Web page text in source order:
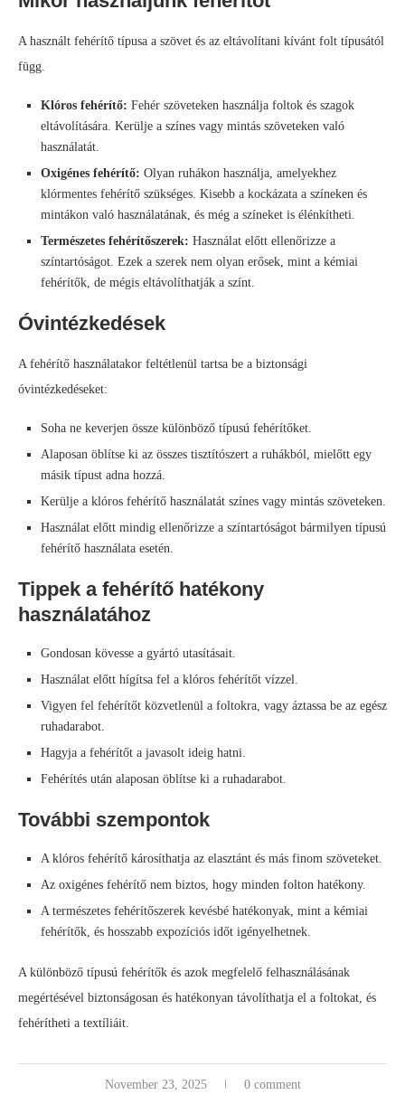
A használt fehérítő típusa a szövet és az eltávolítani kívánt folt típusától
függ.
Klóros fehérítő: Fehér szöveteken használja foltok és szagok
eltávolítására. Kerülje a színes vagy mintás szöveteken való
használatát.
Oxigénes fehérítő: Olyan ruhákon használja, amelyekhez
klórmentes fehérítő szükséges. Kisebb a kockázata a színeken és
mintákon való használatának, és még a színeket is élénkítheti.
Természetes fehérítőszerek: Használat előtt ellenőrizze a
színtartóságot. Ezek a szerek nem olyan erősek, mint a kémiai
fehérítők, de mégis eltávolíthatják a színt.
Óvintézkedések
A fehérítő használatakor feltétlenül tartsa be a biztonsági
óvintézkedéseket:
Soha ne keverjen össze különböző típusú fehérítőket.
Alaposan öblítse ki az összes tisztítószert a ruhákból, mielőtt egy
másik típust adna hozzá.
Kerülje a klóros fehérítő használatát színes vagy mintás szöveteken.
Használat előtt mindig ellenőrizze a színtartóságot bármilyen típusú
fehérítő használata esetén.
Tippek a fehérítő hatékony
használatához
Gondosan kövesse a gyártó utasításait.
Használat előtt hígítsa fel a klóros fehérítőt vízzel.
Vigyen fel fehérítőt közvetlenül a foltokra, vagy áztassa be az egész
ruhadarabot.
Hagyja a fehérítőt a javasolt ideig hatni.
Fehérítés után alaposan öblítse ki a ruhadarabot.
További szempontok
A klóros fehérítő károsíthatja az elasztánt és más finom szöveteket.
Az oxigénes fehérítő nem biztos, hogy minden folton hatékony.
A természetes fehérítőszerek kevésbé hatékonyak, mint a kémiai
fehérítők, és hosszabb expozíciós időt igényelhetnek.
A különböző típusú fehérítők és azok megfelelő felhasználásának
megértésével biztonságosan és hatékonyan távolíthatja el a foltokat, és
fehérítheti a textíliáit.
November 23, 2025 0 comment